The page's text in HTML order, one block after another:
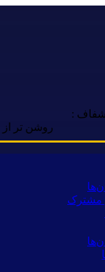
شفاف :
روشن تر از خبر
مشترک